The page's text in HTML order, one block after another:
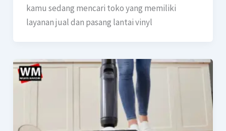
kamu sedang mencari toko yang memiliki
layanan jual dan pasang lantai vinyl